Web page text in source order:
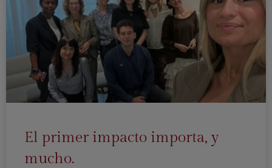
El primer impacto importa, y
mucho.